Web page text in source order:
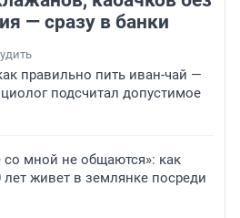
— сразу в банки
правильно пить иван-чай —
подсчитал допустимое
со мной не общаются»: как
живет в землянке посреди